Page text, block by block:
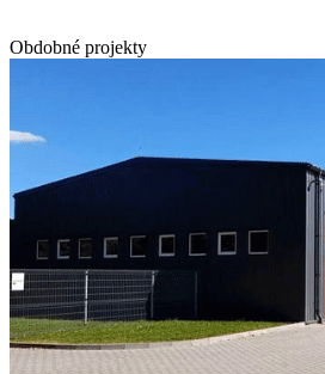
Obdobné projekty